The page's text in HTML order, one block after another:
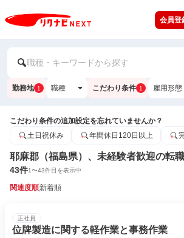
会員登
職種・キーワードから探す
勤務地 1 職種 こだわり条件 1 雇用形態
こだわり条件の追加設定を忘れていませんか？
土日祝休み
年間休日120日以上
耶麻郡（福島県）、未経験者歓迎の転
43件1〜43件目を表示中
関連度順新着順
正社員
位牌製造に関する軽作業と事務作業